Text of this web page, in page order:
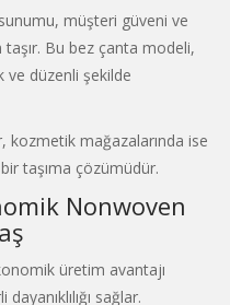
müşteri güveni ve
taşır. Bu bez çanta modeli,
düzenli şekilde
kozmetik mağazalarında ise
taşıma çözümüdür.
Nonwoven
üretim avantajı
sağlar.